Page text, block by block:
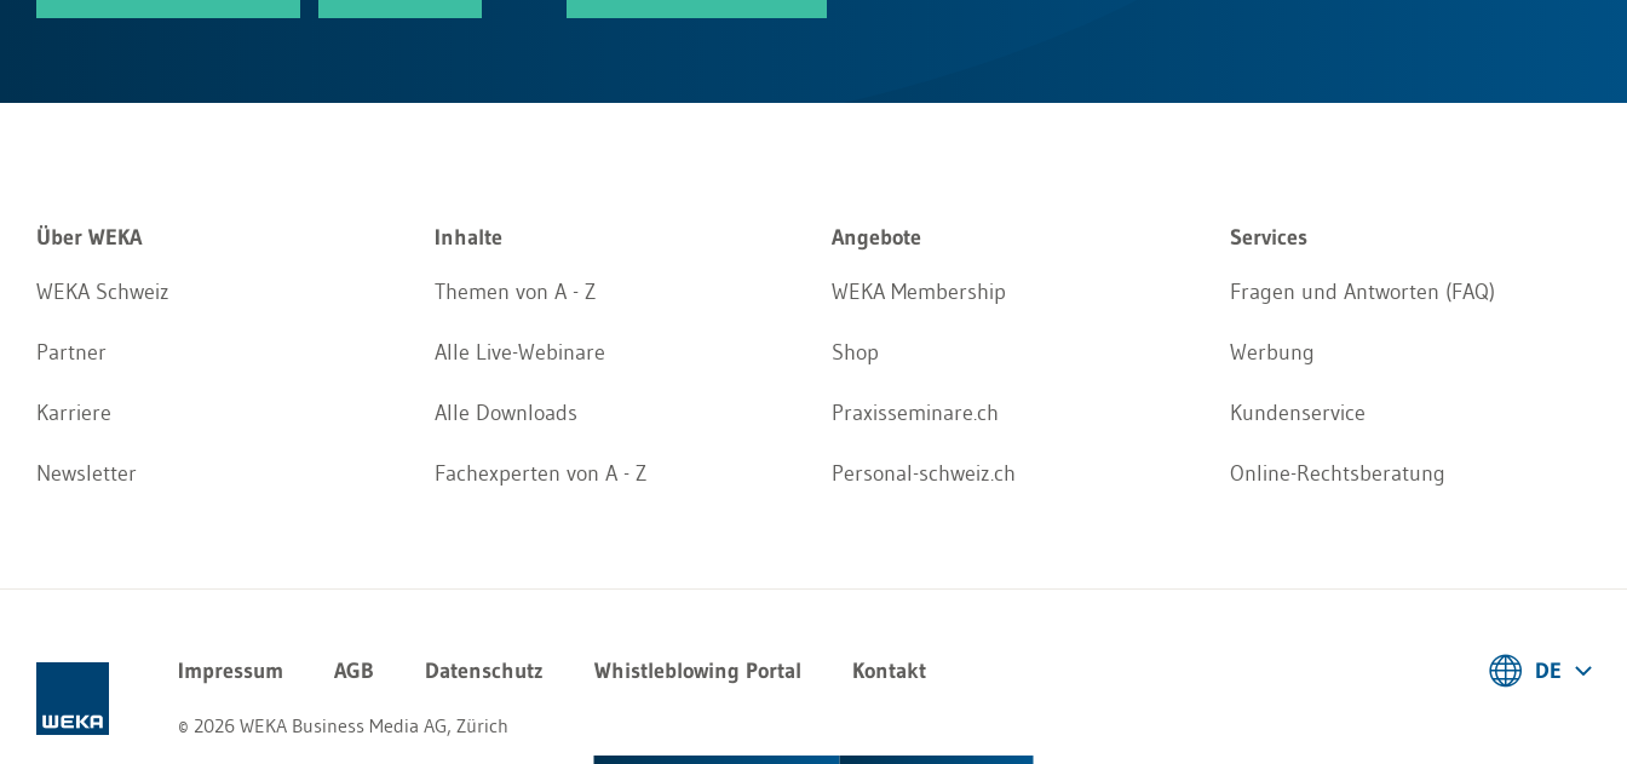
Über WEKA
WEKA Schweiz
Partner
Karriere
Newsletter
Inhalte
Themen von A - Z
Alle Live-Webinare
Alle Downloads
Fachexperten von A - Z
Angebote
WEKA Membership
Shop
Praxisseminare.ch
Personal-schweiz.ch
Services
Fragen und Antworten (FAQ)
Werbung
Kundenservice
Online-Rechtsberatung
Impressum AGB Datenschutz Whistleblowing Portal Kontakt
© 2026 WEKA Business Media AG, Zürich
DE